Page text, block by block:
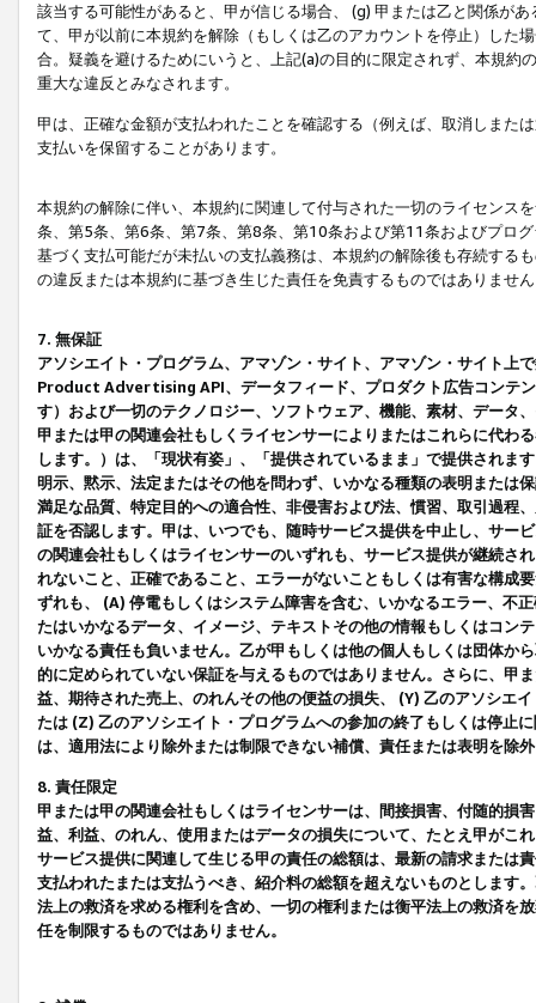
該当する可能性があると、甲が信じる場合、 (g) 甲または乙と関係が
て、甲が以前に本規約を解除（もしくは乙のアカウントを停止）した
合。疑義を避けるためにいうと、上記(a)の目的に限定されず、本規
重大な違反とみなされます。
甲は、正確な金額が支払われたことを確認する（例えば、取消しまた
支払いを保留することがあります。
本規約の解除に伴い、本規約に関連して付与された一切のライセンス
条、第5条、第6条、第7条、第8条、第10条および第11条およびプロ
基づく支払可能だが未払いの支払義務は、本規約の解除後も存続する
の違反または本規約に基づき生じた責任を免責するものではありませ
7. 無保証
アソシエイト・プログラム、アマゾン・サイト、アマゾン・サイト上
Product Advertising API、データフィード、プロダクト広告コンテ
す）および一切のテクノロジー、ソフトウェア、機能、素材、データ
甲または甲の関連会社もしくライセンサーによりまたはこれらに代わ
します。）は、「現状有姿」、「提供されているまま」で提供されま
明示、黙示、法定またはその他を問わず、いかなる種類の表明または
満足な品質、特定目的への適合性、非侵害および法、慣習、取引過程
証を否認します。甲は、いつでも、随時サービス提供を中止し、サー
の関連会社もしくはライセンサーのいずれも、サービス提供が継続さ
れないこと、正確であること、エラーがないこともしくは有害な構成
ずれも、 (A) 停電もしくはシステム障害を含む、いかなるエラー、不
たはいかなるデータ、イメージ、テキストその他の情報もしくはコン
いかなる責任も負いません。乙が甲もしくは他の個人もしくは団体か
的に定められていない保証を与えるものではありません。さらに、甲
益、期待された売上、のれんその他の便益の損失、 (Y) 乙のアソシエ
たは (Z) 乙のアソシエイト・プログラムへの参加の終了もしくは停止
は、適用法により除外または制限できない補償、責任または表明を除
8. 責任限定
甲または甲の関連会社もしくはライセンサーは、間接損害、付随的損
益、利益、のれん、使用またはデータの損失について、たとえ甲がこ
サービス提供に関連して生じる甲の責任の総額は、最新の請求または
支払われたまたは支払うべき、紹介料の総額を超えないものとします
法上の救済を求める権利を含め、一切の権利または衡平法上の救済を
任を制限するものではありません。